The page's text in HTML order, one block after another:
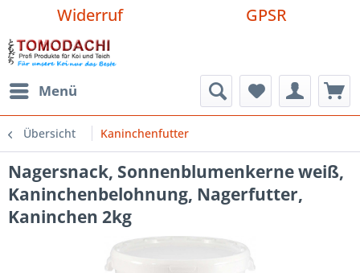
Widerruf GPSR
Menü
Übersicht Kaninchenfutter
Nagersnack, Sonnenblumenkerne weiß,
Kaninchenbelohnung, Nagerfutter,
Kaninchen 2kg